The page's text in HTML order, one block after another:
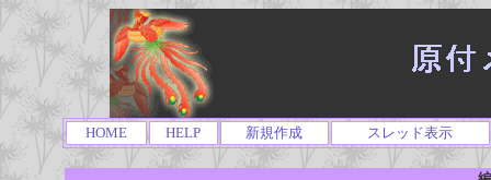
HOME HELP 新規作成 スレッド表示